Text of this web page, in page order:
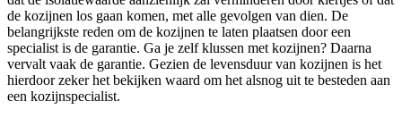
de kozijnen los gaan komen, met alle gevolgen van dien. De
belangrijkste reden om de kozijnen te laten plaatsen door een
specialist is de garantie. Ga je zelf klussen met kozijnen? Daarna
vervalt vaak de garantie. Gezien de levensduur van kozijnen is het
hierdoor zeker het bekijken waard om het alsnog uit te besteden aan
een kozijnspecialist.